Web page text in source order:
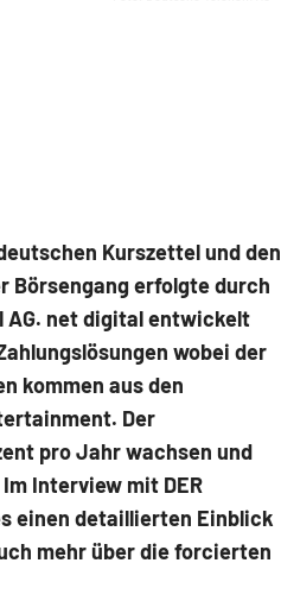
Kurszettel und den
Börsengang erfolgte durch
AG. net digital entwickelt
wobei der
kommen aus den
Der
pro Jahr wachsen und
Interview mit DER
einen detaillierten Einblick
mehr über die forcierten